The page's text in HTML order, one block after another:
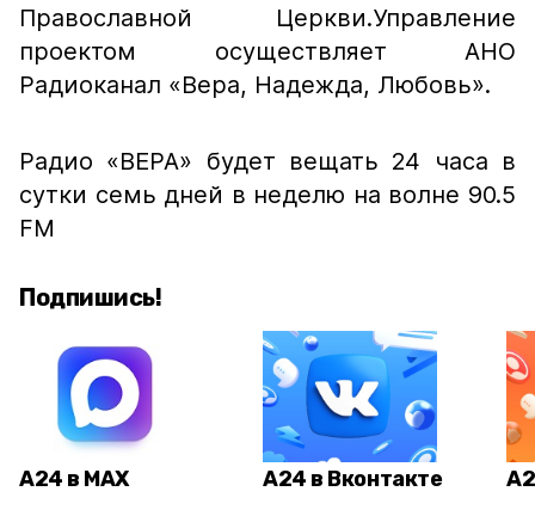
Православной Церкви.Управление
проектом осуществляет АНО
Радиоканал «Вера, Надежда, Любовь».
Радио «ВЕРА» будет вещать 24 часа в
сутки семь дней в неделю на волне 90.5
FM
Подпишись!
А24 в MAX А24 в Вконтакте